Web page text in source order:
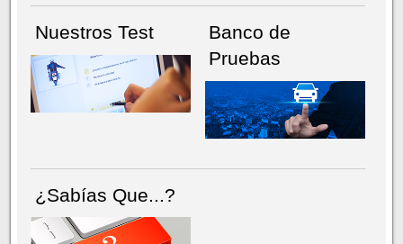
Nuestros Test
Banco de
Pruebas
¿Sabías Que...?